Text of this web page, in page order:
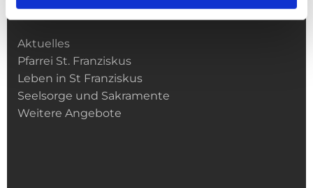
Kirchengemeinde­­ St. Franziskus
Aktuelles
Pfarrei St. Franziskus
Leben in St Franziskus
Seelsorge und Sakramente
Weitere Angebote